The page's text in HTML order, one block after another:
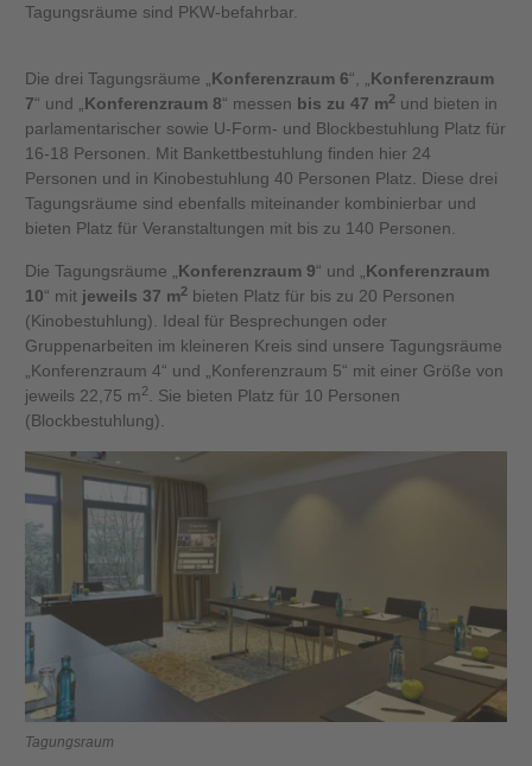
Tagungsräume sind PKW-befahrbar.
Die drei Tagungsräume „ Konferenzraum 6“, „ Konferenzraum
7“ und „ Konferenzraum 8“ messen bis zu 47 m2 und bieten in
parlamentarischer sowie U-Form- und Blockbestuhlung Platz für
16-18 Personen. Mit Bankettbestuhlung finden hier 24
Personen und in Kinobestuhlung 40 Personen Platz. Diese drei
Tagungsräume sind ebenfalls miteinander kombinierbar und
bieten Platz für Veranstaltungen mit bis zu 140 Personen.
Die Tagungsräume „ Konferenzraum 9“ und „ Konferenzraum
10“ mit jeweils 37 m2 bieten Platz für bis zu 20 Personen
(Kinobestuhlung). Ideal für Besprechungen oder
Gruppenarbeiten im kleineren Kreis sind unsere Tagungsräume
„Konferenzraum 4“ und „Konferenzraum 5“ mit einer Größe von
jeweils 22,75 m2
. Sie bieten Platz für 10 Personen
(Blockbestuhlung).
Tagungsraum